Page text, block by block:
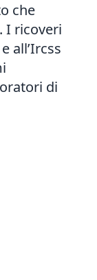
che
I ricoveri
all’Ircss
di